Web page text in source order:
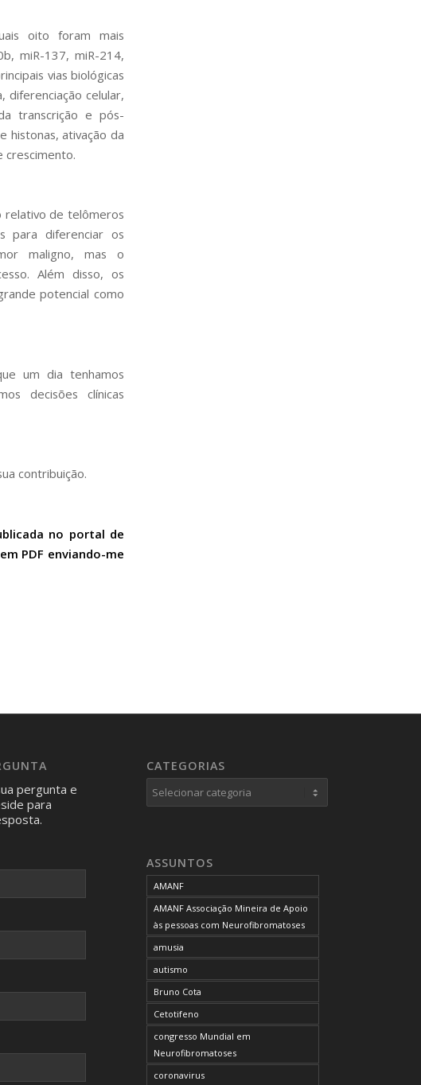
oito foram mais
miR-137, miR-214,
vias biológicas
diferenciação celular,
transcrição e pós-
histonas, ativação da
crescimento.
relativo de telômeros
para diferenciar os
maligno, mas o
Além disso, os
potencial como
um dia tenhamos
decisões clínicas
contribuição.
no portal de
PDF enviando-me
pergunta e
para
CATEGORIAS
Categorias
ASSUNTOS
AMANF
AMANF Associação Mineira de Apoio
às pessoas com Neurofibromatoses
amusia
autismo
Bruno Cota
Cetotifeno
congresso Mundial em
Neurofibromatoses
coronavirus